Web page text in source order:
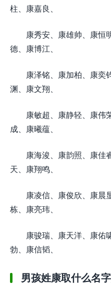
柱、康嘉良、
康秀安、康雄帅、康恒
德、康博江、
康泽铭、康加柏、康奕
渊、康文翔、
康敏超、康静轻、康伟
成、康曦蕴、
康海浚、康韵照、康佳
天、康翔鸣、
康凌信、康俊欣、康晨
栋、康亮玮、
康骏瑞、康天洋、康佑
勃、康信韬、
男孩姓康取什么名字